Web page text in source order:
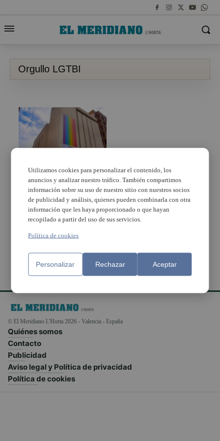
Orgullo LGTBI
Mislata celebra el
Orgullo LGTBI+
reforzando sus
iniciativas en apoyo a la
diversidad y la
inclusión
© El Meridiano L'Horta 2026 - Valencia - España
Quiénes somos
Contacto
Publicidad
Aviso legal y Política de privacidad
Política de cookies
Utilizamos cookies para personalizar el contenido, los
anuncios y analizar nuestro tráfico. También compartimos
información sobre su uso de nuestro sitio con nuestros socios
de publicidad y análisis, quienes pueden combinarla con otra
información que les haya proporcionado o que hayan
recopilado a partir del uso de sus servicios.
Política de cookies
Personalizar Rechazar Aceptar